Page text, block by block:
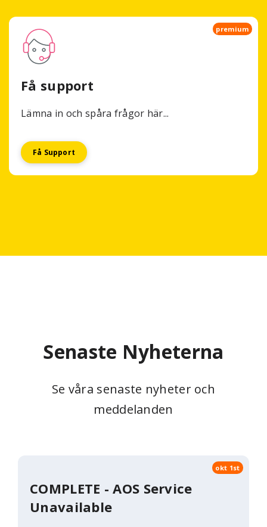
premium
Få support
Lämna in och spåra frågor här...
Få Support
Senaste Nyheterna
Se våra senaste nyheter och
meddelanden
COMPLETE - AOS Service
Unavailable
okt 1st